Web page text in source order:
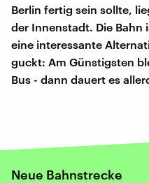
Berlin fertig sein sollte,
der Innenstadt. Die Bahn
eine interessante
guckt: Am Günstigsten
Bus - dann dauert es
Neue Bahnstrecke